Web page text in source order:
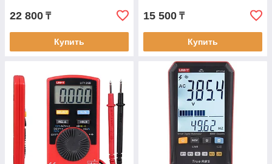
22 800 ₸
Купить
15 500 ₸
Купить